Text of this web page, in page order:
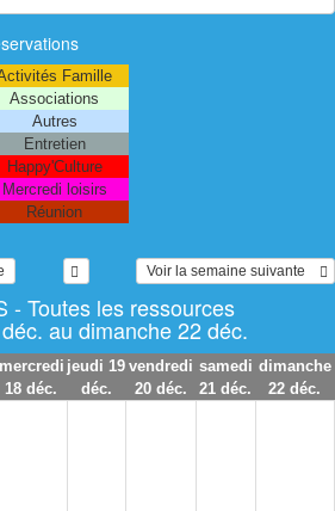
Famille
Associations
Autres
Entretien
Happy'Culture
Mercredi loisirs
Réunion
Voir la semaine suivante
- Toutes les ressources
au dimanche 22 déc.
mercredi
18 déc.
jeudi 19
déc.
vendredi
20 déc.
samedi
21 déc.
dimanche
22 déc.